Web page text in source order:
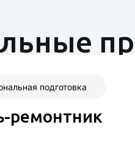
подготовка
ремонтник